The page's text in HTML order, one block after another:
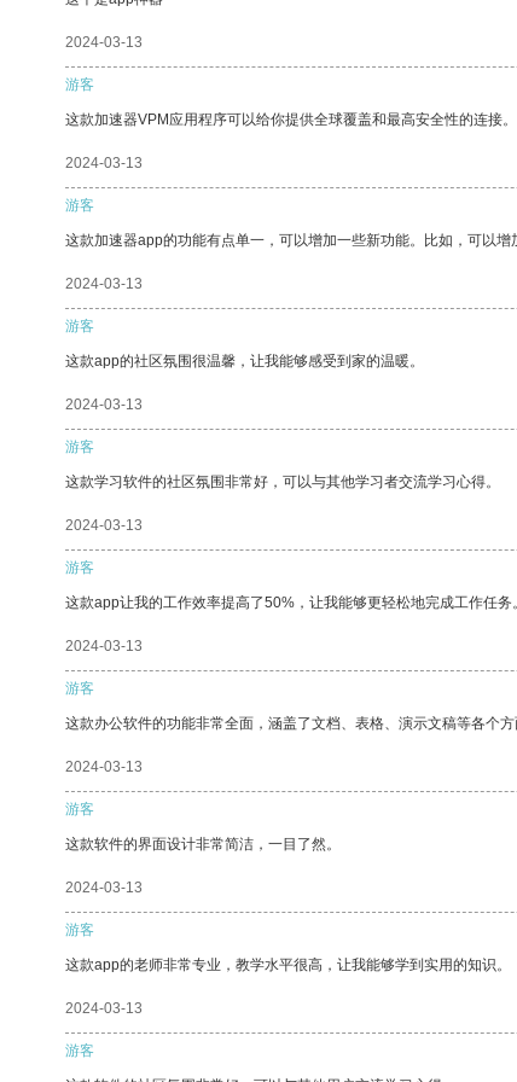
2024-03-13
游客
这款加速器VPM应用程序可以给你提供全球覆盖和最高安全性的连接。
2024-03-13
游客
这款加速器app的功能有点单一，可以增加一些新功能。比如，可以
2024-03-13
游客
这款app的社区氛围很温馨，让我能够感受到家的温暖。
2024-03-13
游客
这款学习软件的社区氛围非常好，可以与其他学习者交流学习心得。
2024-03-13
游客
这款app让我的工作效率提高了50%，让我能够更轻松地完成工作任
2024-03-13
游客
这款办公软件的功能非常全面，涵盖了文档、表格、演示文稿等各个
2024-03-13
游客
这款软件的界面设计非常简洁，一目了然。
2024-03-13
游客
这款app的老师非常专业，教学水平很高，让我能够学到实用的知识。
2024-03-13
游客